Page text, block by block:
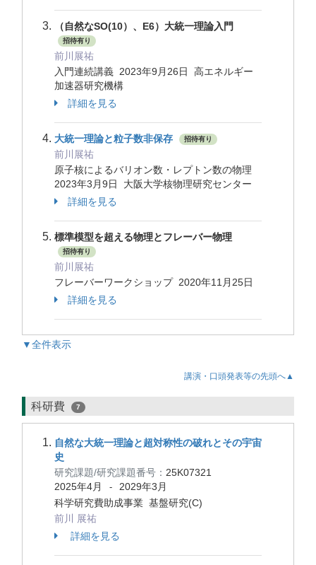
（自然なSO(10）、E6）大統一理論入門
招待有り
前川展祐
入門連続講義 2023年9月26日 高エネルギー
加速器研究機構
詳細を見る
大統一理論と粒子数非保存 招待有り
前川展祐
原子核によるバリオン数・レプトン数の物理
2023年3月9日 大阪大学核物理研究センター
詳細を見る
標準模型を超える物理とフレーバー物理
招待有り
前川展祐
フレーバーワークショップ 2020年11月25日
詳細を見る
▼全件表示
講演・口頭発表等の先頭へ▲
科研費 7
自然な大統一理論と超対称性の破れとその宇宙
史
研究課題/研究課題番号： 25K07321
2025年4月
-
2029年3月
科学研究費助成事業 基盤研究(C)
前川 展祐
詳細を見る